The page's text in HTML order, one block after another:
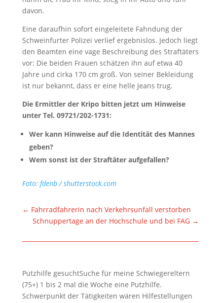
davon.
Eine daraufhin sofort eingeleitete Fahndung der
Schweinfurter Polizei verlief ergebnislos. Jedoch liegt
den Beamten eine vage Beschreibung des Straftäters
vor: Die beiden Frauen schätzen ihn auf etwa 40
Jahre und cirka 170 cm groß. Von seiner Bekleidung
ist nur bekannt, dass er eine helle Jeans trug.
Die Ermittler der Kripo bitten jetzt um Hinweise
unter Tel. 09721/202-1731:
Wer kann Hinweise auf die Identität des Mannes
geben?
Wem sonst ist der Straftäter aufgefallen?
Foto: fdenb / shutterstock.com
← Fahrradfahrerin nach Verkehrsunfall verstorben
Schnuppertage an der Hochschule und bei FAG →
Putzhilfe gesuchtSuche für meine Schwiegereltern
(75+) 1 bis 2 mal die Woche eine Putzhilfe.
Schwerpunkt der Tätigkeiten wären Hilfestellungen